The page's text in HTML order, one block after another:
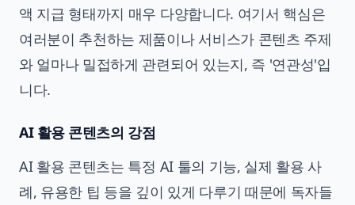
액 지급 형태까지 매우 다양합니다. 여기서 핵심은
여러분이 추천하는 제품이나 서비스가 콘텐츠 주제
와 얼마나 밀접하게 관련되어 있는지, 즉 '연관성'입
니다.
AI 활용 콘텐츠의 강점
AI 활용 콘텐츠는 특정 AI 툴의 기능, 실제 활용 사
례, 유용한 팁 등을 깊이 있게 다루기 때문에 독자들